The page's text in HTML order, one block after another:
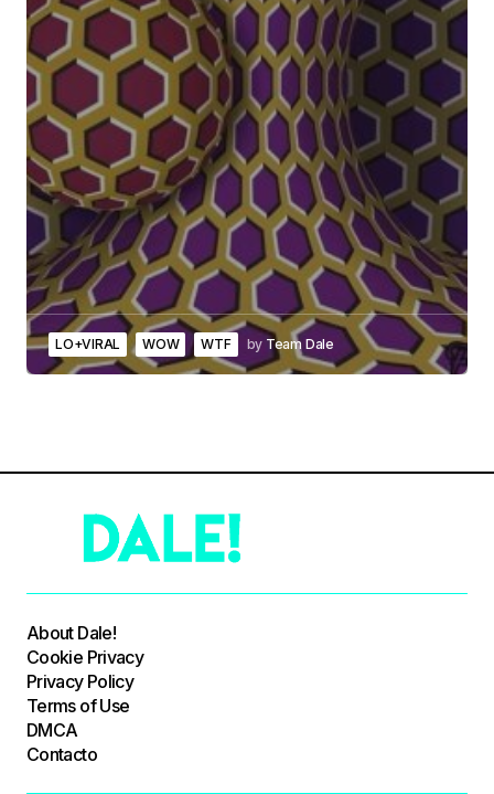
LO+VIRAL WOW WTF by Team Dale
About Dale!
Cookie Privacy
Privacy Policy
Terms of Use
DMCA
Contacto